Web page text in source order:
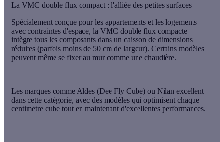
La VMC double flux compact : l'alliée des petites surfaces
Spécialement conçue pour les appartements et les logements
avec contraintes d'espace, la VMC double flux compacte
intègre tous les composants dans un caisson de dimensions
réduites (parfois moins de 50 cm de largeur). Certains modèles
peuvent même se fixer au mur comme une chaudière.
Les marques comme Aldes (Dee Fly Cube) ou Nilan excellent
dans cette catégorie, avec des modèles qui optimisent chaque
centimètre cube tout en maintenant d'excellentes performances.